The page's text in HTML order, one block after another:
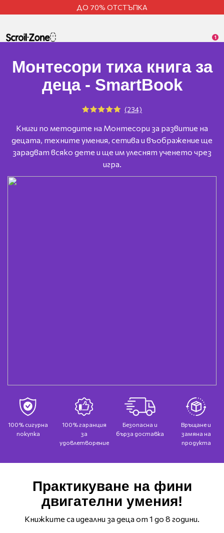
ДО 70% ОТСТЪПКА
1
100% сигурна
покупка
100% гаранция
за
удовлетворение
Безопасна и
бърза доставка
Връщане и
замяна на
продукта
Монтесори тиха книга за
деца - SmartBook
(234)
Книги по методите на Монтесори за развитие на
децата, техните умения, сетива и въображение ще
зарадват всяко дете и ще им улеснят ученето чрез
игра.
Практикуване на фини
двигателни умения!
Книжките са идеални за деца от 1 до 8 години.